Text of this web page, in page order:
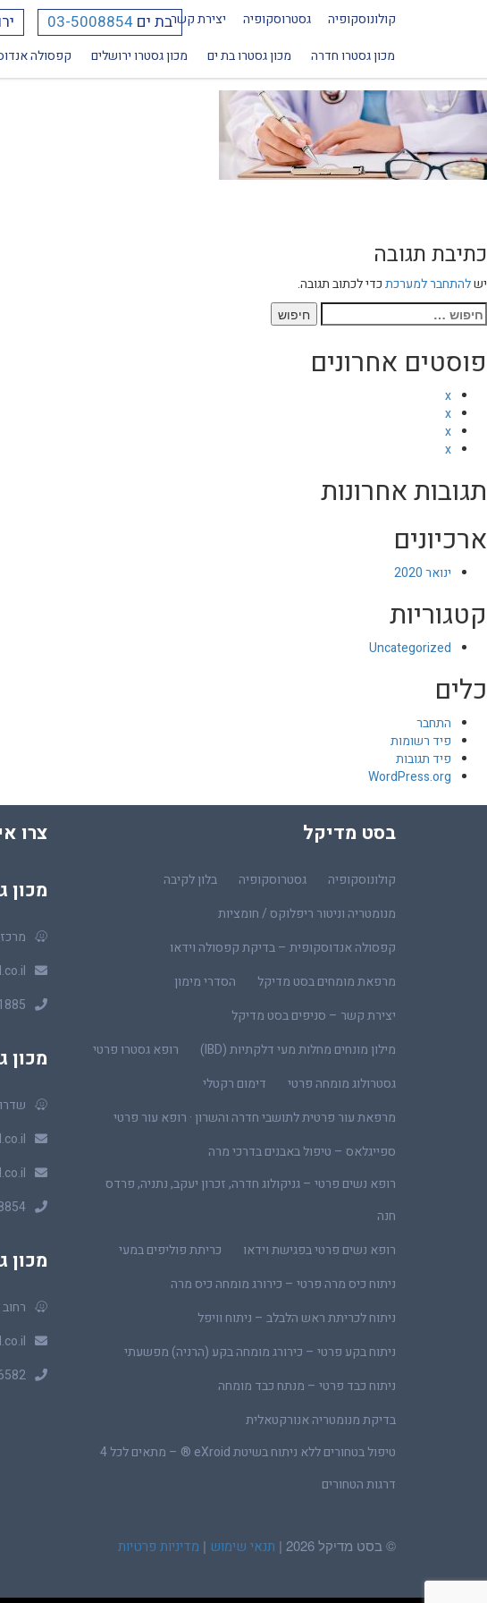
קולונוסקופיה גסטרוסקופיה יצירת קשרבת ים 03-5008854
מכון גסטרו חדרה מכון גסטרו בת ים מכון גסטרו ירושלים קפסולה
כתיבת תגובה
ישלהתחבר למערכתכדי לכתוב תגובה.
חיפוש:
פוסטים אחרונים
x
x
x
x
תגובות אחרונות
ארכיונים
ינואר 2020
קטגוריות
Uncategorized
כלים
התחבר
פיד רשומות
פיד תגובות
WordPress.org
צרו
מכון
מרכז
מכון
שדרות
מכון
רחוב יצחק
בסט מדיקל
קולונוסקופיה גסטרוסקופיה
בלון לקיבה
מנומטריה וניטור ריפלוקס / חומציות
קפסולה אנדוסקופית – בדיקת קפסולה וידאו
מרפאת מומחים בסט מדיקל
הסדרי מימון
יצירת קשר – סניפים בסט מדיקל
מילון מונחים מחלות מעי דלקתיות (IBD)
רופא גסטרו פרטי
גסטרולוג מומחה פרטי
דימום רקטלי
מרפאת עור פרטית לתושבי חדרה והשרון · רופא עור פרטי
ספייגלאס – טיפול באבנים בדרכי מרה
רופא נשים פרטי – גניקולוג חדרה, זכרון יעקב, נתניה, פרדס
חנה
רופא נשים פרטי בפגישת וידאו
כריתת פוליפים במעי
ניתוח כיס מרה פרטי – כירורג מומחה כיס מרה
ניתוח לכריתת ראש הלבלב – ניתוח וויפל
ניתוח בקע פרטי – כירורג מומחה בקע (הרניה) מפשעתי
ניתוח כבד פרטי – מנתח כבד מומחה
בדיקת מנומטריה אנורקטאלית
טיפול בטחורים ללא ניתוח בשיטת eXroid ® – מתאים לכל 4
דרגות הטחורים
© בסט מדיקל 2026 | תנאי שימוש | מדיניות פרטיות